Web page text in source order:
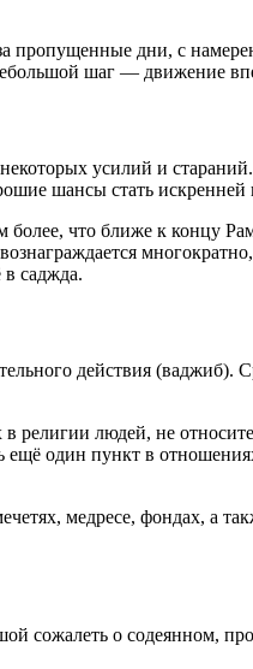
пропущенные дни, с
шаг — движение
усилий и
шансы стать
что ближе к концу
саджда.
действия
религии людей, не
ещё один пункт в
медресе, фондах, а
сожалеть о содеянном,